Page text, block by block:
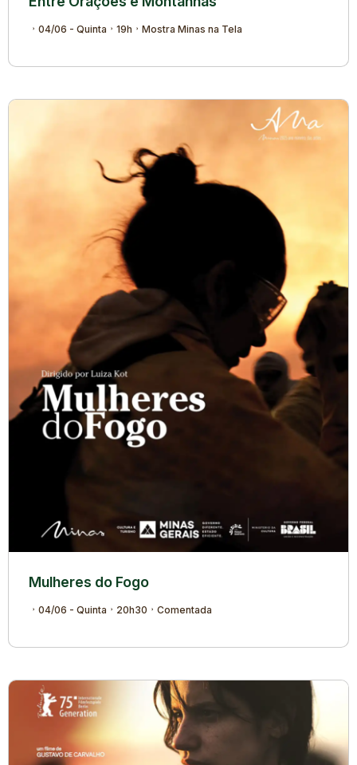
04/06 - Quinta 19h Mostra Minas na Tela
Mulheres do Fogo
04/06 - Quinta 20h30 Comentada